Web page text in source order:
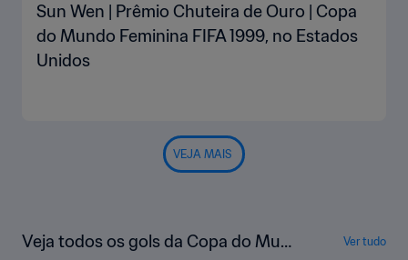
Sun Wen | Prêmio Chuteira de Ouro | Copa
do Mundo Feminina FIFA 1999, no Estados
Unidos
VEJA MAIS
Veja todos os gols da Copa do Mun
Ver tudo